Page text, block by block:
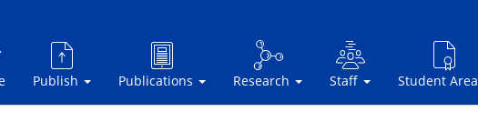
Publish Publications Research Staff Student Area